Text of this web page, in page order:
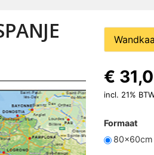
Formaat
80x60cm
€
incl. 21%